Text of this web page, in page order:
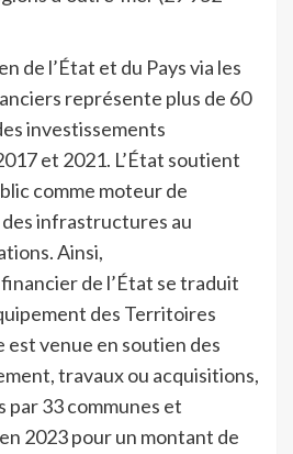
de l’État et du Pays via les
représente plus de 60
investissements
et 2021. L’État soutient
comme moteur de
infrastructures au
Ainsi,
de l’État se traduit
des Territoires
est venue en soutien des
travaux ou acquisitions,
par 33 communes et
2023 pour un montant de